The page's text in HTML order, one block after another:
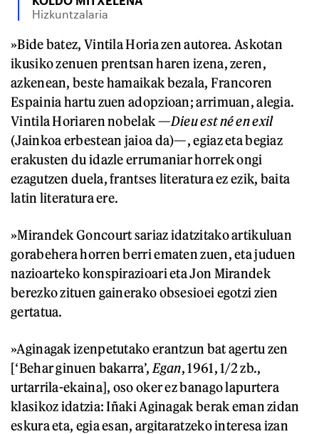
Hizkuntzalaria
»Bide batez, Vintila Horia zen autorea. Askotan
ikusiko zenuen prentsan haren izena, zeren,
azkenean, beste hamaikak bezala, Francoren
Espainia hartu zuen adopzioan; arrimuan, alegia.
Vintila Horiaren nobelak —Dieuest né en exil
(Jainkoa erbestean jaioa da)—, egiaz eta begiaz
erakusten du idazle errumaniar horrek ongi
ezagutzen duela, frantses literatura ez ezik, baita
latin literatura ere.
»Mirandek Goncourt sariaz idatzitako artikuluan
gorabehera horren berri ematen zuen, eta juduen
nazioarteko konspirazioari eta Jon Mirandek
berezko zituen gainerako obsesioei egotzi zien
gertatua.
»Aginagak izenpetutako erantzun bat agertu zen
[‘Behar ginuen bakarra’, Egan, 1961, 1/2 zb.,
urtarrila-ekaina], oso oker ez banago lapurtera
klasikoz idatzia: Iñaki Aginagak berak eman zidan
eskura eta, egia esan, argitaratzeko interesa izan